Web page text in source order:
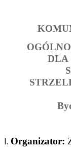
DLA
I. Organizator: